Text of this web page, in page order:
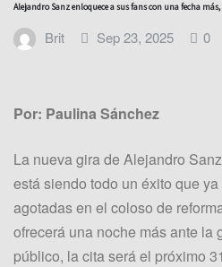
Alejandro Sanz enloquece a sus fans con una fecha
Brit Sep 23, 2025 0
Por: Paulina Sánchez
La nueva gira de Alejandro
está siendo todo un éxito que
agotadas en el coloso de
ofrecerá una noche más ante la
público, la cita será el próximo